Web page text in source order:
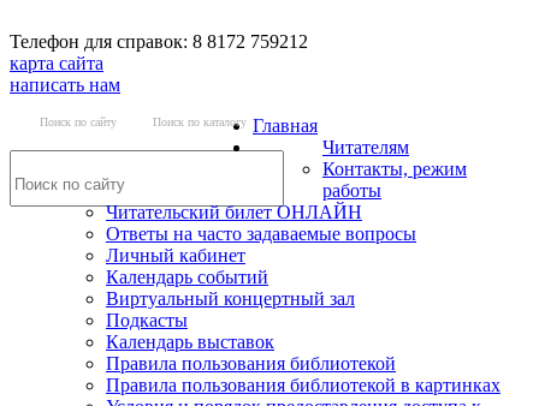
Телефон для справок: 8 8172 759212
карта сайта
написать нам
Поиск по сайту Поиск по каталогу Главная
Читателям
Контакты, режим
работы
Читательский билет ОНЛАЙН
Ответы на часто задаваемые вопросы
Личный кабинет
Календарь событий
Виртуальный концертный зал
Подкасты
Календарь выставок
Правила пользования библиотекой
Правила пользования библиотекой в картинках